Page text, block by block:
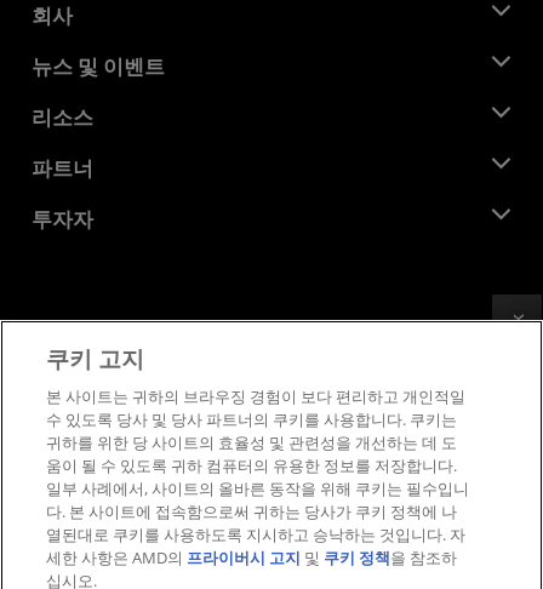
회사
AMD 소개
기업의 사회적 책임
채용
문의하기
뉴스 및 이벤트
뉴스룸
미디어 라이브러리
리소스
개발자 센트럴
사례 연구
파트너
AMD 파트너 허브
투자자
이사위원회
거버넌스 문서
SEC 신고서
상표
공급망 투명성
공정 및 공개 경쟁
영국 세금 전략
쿠키 정책
쿠키 설정
쿠키 고지
본 사이트는 귀하의 브라우징 경험이 보다 편리하고 개인적일
수 있도록 당사 및 당사 파트너의 쿠키를 사용합니다. 쿠키는
귀하를 위한 당 사이트의 효율성 및 관련성을 개선하는 데 도
움이 될 수 있도록 귀하 컴퓨터의 유용한 정보를 저장합니다.
일부 사례에서, 사이트의 올바른 동작을 위해 쿠키는 필수입니
다. 본 사이트에 접속함으로써 귀하는 당사가 쿠키 정책에 나
열된대로 쿠키를 사용하도록 지시하고 승낙하는 것입니다. 자
세한 사항은 AMD의 프라이버시 고지 및 쿠키 정책을 참조하
십시오.